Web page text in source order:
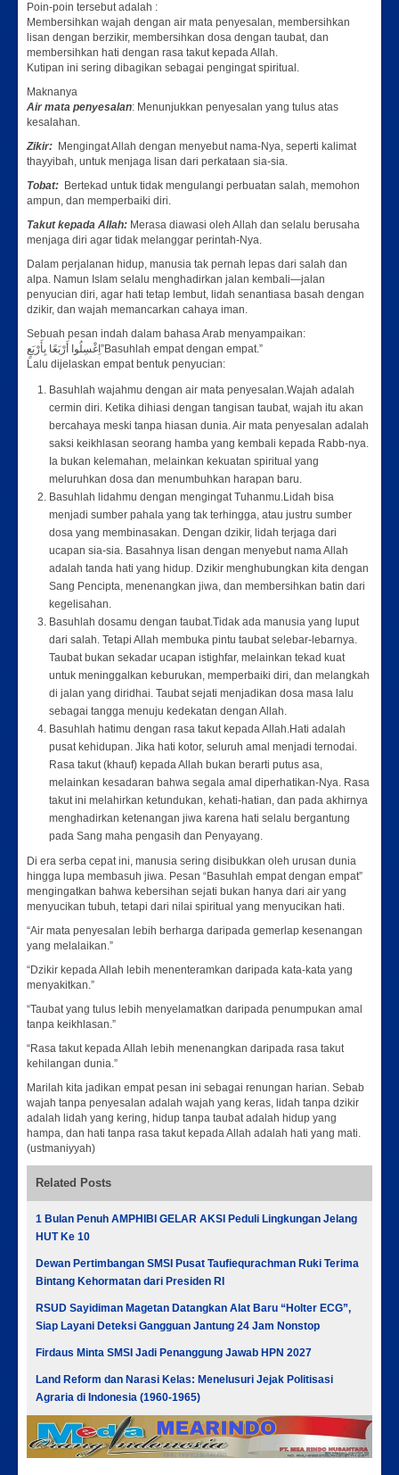
Poin-poin tersebut adalah :
Membersihkan wajah dengan air mata penyesalan, membersihkan
lisan dengan berzikir, membersihkan dosa dengan taubat, dan
membersihkan hati dengan rasa takut kepada Allah.
Kutipan ini sering dibagikan sebagai pengingat spiritual.
Maknanya
Air mata penyesalan: Menunjukkan penyesalan yang tulus atas
kesalahan.
Zikir: Mengingat Allah dengan menyebut nama-Nya, seperti kalimat
thayyibah, untuk menjaga lisan dari perkataan sia-sia.
Tobat: Bertekad untuk tidak mengulangi perbuatan salah, memohon
ampun, dan memperbaiki diri.
Takut kepada Allah: Merasa diawasi oleh Allah dan selalu berusaha
menjaga diri agar tidak melanggar perintah-Nya.
Dalam perjalanan hidup, manusia tak pernah lepas dari salah dan
alpa. Namun Islam selalu menghadirkan jalan kembali—jalan
penyucian diri, agar hati tetap lembut, lidah senantiasa basah dengan
dzikir, dan wajah memancarkan cahaya iman.
Sebuah pesan indah dalam bahasa Arab menyampaikan:
اِغْسِلُوا أَرْبَعًا بِأَرْبَعٍ”Basuhlah empat dengan empat.”
Lalu dijelaskan empat bentuk penyucian:
Basuhlah wajahmu dengan air mata penyesalan.Wajah adalah
cermin diri. Ketika dihiasi dengan tangisan taubat, wajah itu akan
bercahaya meski tanpa hiasan dunia. Air mata penyesalan adalah
saksi keikhlasan seorang hamba yang kembali kepada Rabb-nya.
Ia bukan kelemahan, melainkan kekuatan spiritual yang
meluruhkan dosa dan menumbuhkan harapan baru.
Basuhlah lidahmu dengan mengingat Tuhanmu.Lidah bisa
menjadi sumber pahala yang tak terhingga, atau justru sumber
dosa yang membinasakan. Dengan dzikir, lidah terjaga dari
ucapan sia-sia. Basahnya lisan dengan menyebut nama Allah
adalah tanda hati yang hidup. Dzikir menghubungkan kita dengan
Sang Pencipta, menenangkan jiwa, dan membersihkan batin dari
kegelisahan.
Basuhlah dosamu dengan taubat.Tidak ada manusia yang luput
dari salah. Tetapi Allah membuka pintu taubat selebar-lebarnya.
Taubat bukan sekadar ucapan istighfar, melainkan tekad kuat
untuk meninggalkan keburukan, memperbaiki diri, dan melangkah
di jalan yang diridhai. Taubat sejati menjadikan dosa masa lalu
sebagai tangga menuju kedekatan dengan Allah.
Basuhlah hatimu dengan rasa takut kepada Allah.Hati adalah
pusat kehidupan. Jika hati kotor, seluruh amal menjadi ternodai.
Rasa takut (khauf) kepada Allah bukan berarti putus asa,
melainkan kesadaran bahwa segala amal diperhatikan-Nya. Rasa
takut ini melahirkan ketundukan, kehati-hatian, dan pada akhirnya
menghadirkan ketenangan jiwa karena hati selalu bergantung
pada Sang maha pengasih dan Penyayang.
Di era serba cepat ini, manusia sering disibukkan oleh urusan dunia
hingga lupa membasuh jiwa. Pesan “Basuhlah empat dengan empat”
mengingatkan bahwa kebersihan sejati bukan hanya dari air yang
menyucikan tubuh, tetapi dari nilai spiritual yang menyucikan hati.
“Air mata penyesalan lebih berharga daripada gemerlap kesenangan
yang melalaikan.”
“Dzikir kepada Allah lebih menenteramkan daripada kata-kata yang
menyakitkan.”
“Taubat yang tulus lebih menyelamatkan daripada penumpukan amal
tanpa keikhlasan.”
“Rasa takut kepada Allah lebih menenangkan daripada rasa takut
kehilangan dunia.”
Marilah kita jadikan empat pesan ini sebagai renungan harian. Sebab
wajah tanpa penyesalan adalah wajah yang keras, lidah tanpa dzikir
adalah lidah yang kering, hidup tanpa taubat adalah hidup yang
hampa, dan hati tanpa rasa takut kepada Allah adalah hati yang mati.
(ustmaniyyah)
Related Posts
1 Bulan Penuh AMPHIBI GELAR AKSI Peduli Lingkungan Jelang
HUT Ke 10
Dewan Pertimbangan SMSI Pusat Taufiequrachman Ruki Terima
Bintang Kehormatan dari Presiden RI
RSUD Sayidiman Magetan Datangkan Alat Baru “Holter ECG”,
Siap Layani Deteksi Gangguan Jantung 24 Jam Nonstop
Firdaus Minta SMSI Jadi Penanggung Jawab HPN 2027
Land Reform dan Narasi Kelas: Menelusuri Jejak Politisasi
Agraria di Indonesia (1960-1965)